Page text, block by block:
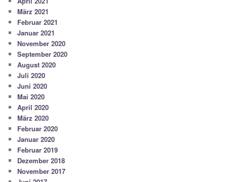
März 2021
Februar 2021
Januar 2021
November 2020
September 2020
August 2020
Juli 2020
Juni 2020
Mai 2020
April 2020
März 2020
Februar 2020
Januar 2020
Februar 2019
Dezember 2018
November 2017